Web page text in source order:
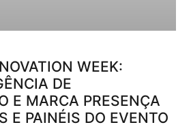
WEEK:
DE
E MARCA PRESENÇA
E PAINÉIS DO EVENTO